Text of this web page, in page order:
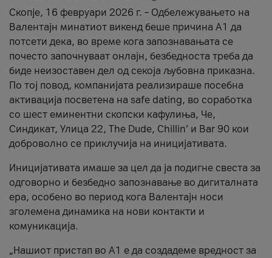
Скопје, 16 февруари 2026 г. – Одбележувањето на
Валентајн минатиот викенд беше причина А1 да
потсети дека, во време кога запознавањата се
почесто започнуваат онлајн, безбедноста треба да
биде неизоставен дел од секоја љубовна приказна.
По тој повод, компанијата реализираше посебна
активација посветена на safe dating, во соработка
со шест еминентни скопски кафулиња, Че,
Синдикат, Улица 22, The Dude, Chillin’ и Bar 90 кои
доброволно се приклучија на иницијативата.
Иницијативата имаше за цел да ја подигне свеста за
одговорно и безбедно запознавање во дигиталната
ера, особено во период кога Валентајн носи
зголемена динамика на нови контакти и
комуникација.
„Нашиот пристап во А1 е да создадеме вредност за